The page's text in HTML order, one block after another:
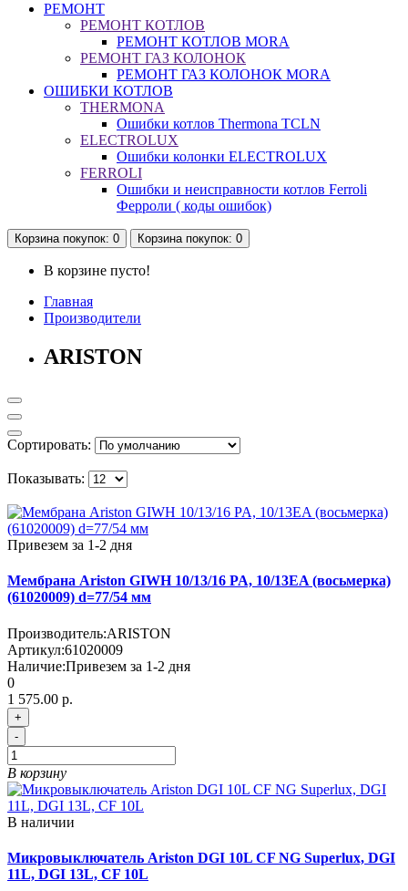
РЕМОНТ
РЕМОНТ КОТЛОВ
РЕМОНТ КОТЛОВ MORA
РЕМОНТ ГАЗ КОЛОНОК
РЕМОНТ ГАЗ КОЛОНОК MORA
ОШИБКИ КОТЛОВ
THERMONA
Ошибки котлов Thermona TCLN
ELECTROLUX
Ошибки колонки ELECTROLUX
FERROLI
Ошибки и неисправности котлов Ferroli
Ферроли ( коды ошибок)
Корзинапокупок: 0 Корзинапокупок: 0
В корзине пусто!
Главная
Производители
ARISTON
Сортировать:
Показывать:
Привезем за 1-2 дня
Мембрана Ariston GIWH 10/13/16 PA, 10/13EA (восьмерка)
(61020009) d=77/54 мм
Производитель:ARISTON
Артикул:61020009
Наличие:Привезем за 1-2 дня
0
1 575.00 р.
+
-
В корзину
В наличии
Микровыключатель Ariston DGI 10L CF NG Superlux, DGI
11L, DGI 13L, CF 10L